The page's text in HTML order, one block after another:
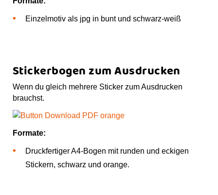
Einzelmotiv als jpg in bunt und schwarz-weiß
Stickerbogen zum Ausdrucken
Wenn du gleich mehrere Sticker zum Ausdrucken
brauchst.
Formate:
Druckfertiger A4-Bogen mit runden und eckigen
Stickern, schwarz und orange.